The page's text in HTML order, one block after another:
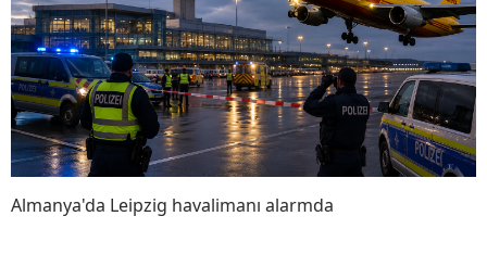
Almanya'da Leipzig havalimanı alarmda